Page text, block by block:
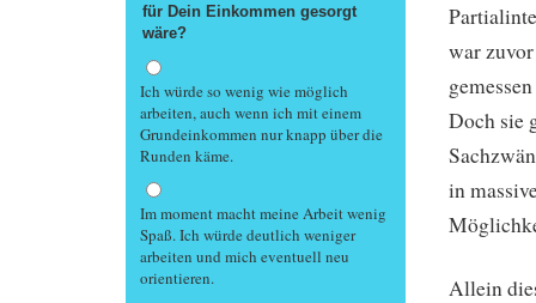
war
Doch sie
in
Allein
für Dein Einkommen gesorgt
wäre?
Ich würde so wenig wie möglich
arbeiten, auch wenn ich mit einem
Grundeinkommen nur knapp über die
Runden käme.
Im moment macht meine Arbeit wenig
Spaß. Ich würde deutlich weniger
arbeiten und mich eventuell neu
orientieren.